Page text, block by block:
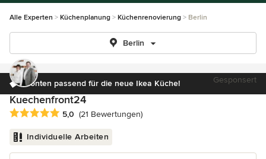
Alle Experten Küchenplanung Küchenrenovierung Berlin
Berlin
Fronten passend für die neue Ikea Küche! Gesponsert
Kuechenfront24
Durchschnittliche Bewertung: 5 von 5 Sternen
5,0 (21 Bewertungen)
Individuelle Arbeiten